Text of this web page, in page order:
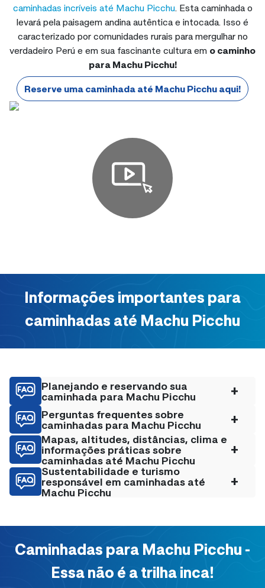
caminhadas incríveis até Machu Picchu. Esta caminhada o
levará pela paisagem andina autêntica e intocada. Isso é
caracterizado por comunidades rurais para mergulhar no
verdadeiro Perú e em sua fascinante cultura em o caminho
para Machu Picchu!
Reserve uma caminhada até Machu Picchu aqui!
Informações importantes para
caminhadas até Machu Picchu
Planejando e reservando sua
caminhada para Machu Picchu
+
Perguntas frequentes sobre
caminhadas para Machu Picchu
+
Mapas, altitudes, distâncias, clima e
informações práticas sobre
caminhadas até Machu Picchu
+
Sustentabilidade e turismo
responsável em caminhadas até
Machu Picchu
+
Caminhadas para Machu Picchu -
Essa não é a trilha inca!